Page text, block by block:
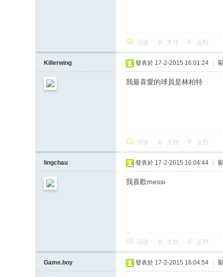
回復 支持 反對
Killerwing 發表於 17-2-2015 16:01:24
我最喜愛的球員是林柏特
回復 支持 反對
lingchau 發表於 17-2-2015 16:04:44
我喜歡messi
回復 支持 反對
Game.boy 發表於 17-2-2015 16:04:54